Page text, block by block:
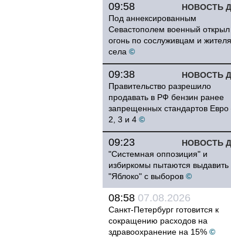
НОВОСТЬ
09:58
Под аннексированным
Севастополем военный открыл
огонь по сослуживцам и
села ©
НОВОСТЬ
09:38
Правительство разрешило
продавать в РФ бензин ранее
запрещенных стандартов
2, 3 и 4 ©
НОВОСТЬ
09:23
"Системная оппозиция" и
избиркомы пытаются выдавить
"Яблоко" с выборов ©
08:58 07.08.2026
Санкт-Петербург готовится к
сокращению расходов на
здравоохранение на 15% ©